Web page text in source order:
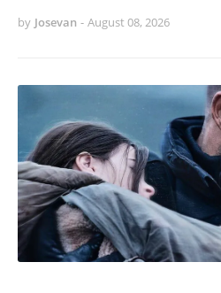
by Josevan - August 08, 2026